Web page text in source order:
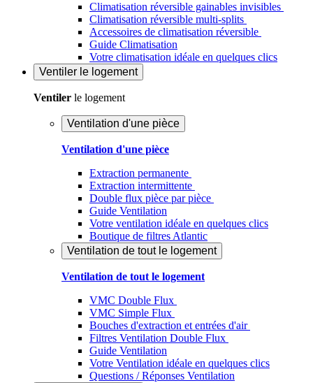
Climatisation réversible gainables invisibles
Climatisation réversible multi-splits
Accessoires de climatisation réversible
Guide Climatisation
Votre climatisation idéale en quelques clics
Ventiler le logement
Ventiler le logement
Ventilation d'une pièce
Ventilation d'une pièce
Extraction permanente
Extraction intermittente
Double flux pièce par pièce
Guide Ventilation
Votre ventilation idéale en quelques clics
Boutique de filtres Atlantic
Ventilation de tout le logement
Ventilation de tout le logement
VMC Double Flux
VMC Simple Flux
Bouches d'extraction et entrées d'air
Filtres Ventilation Double Flux
Guide Ventilation
Votre Ventilation idéale en quelques clics
Questions / Réponses Ventilation